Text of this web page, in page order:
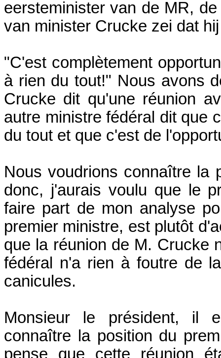
eersteminister van de MR,
van minister Crucke zei dat
"C'est complètement
à rien du tout!" Nous avons
Crucke dit qu'une réunion
autre ministre fédéral dit que
du tout et que c'est de
Nous voudrions connaître la
donc, j'aurais voulu que le
faire part de mon analyse
premier ministre, est plutôt
que la réunion de M. Crucke
fédéral n'a rien à foutre de
canicules.
Monsieur le président, il
connaître la position du
pense que cette réunion